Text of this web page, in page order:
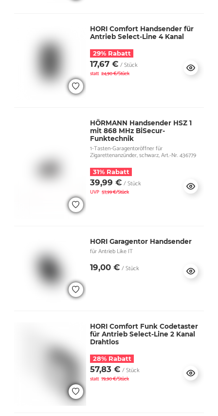
HORI Comfort Handsender für
Antrieb Select-Line 4 Kanal
29% Rabatt
17,67 € / Stück
statt 24,90 €/Stück
HÖRMANN Handsender HSZ 1
mit 868 MHz BiSecur-
Funktechnik
1-Tasten-Garagentoröffner für
Zigarettenanzünder, schwarz, Art.-Nr. 436779
31% Rabatt
39,99 € / Stück
UVP 57,99 €/Stück
HORI Garagentor Handsender
für Antrieb Like IT
19,00 € / Stück
HORI Comfort Funk Codetaster
für Antrieb Select-Line 2 Kanal
Drahtlos
28% Rabatt
57,83 € / Stück
statt 79,90 €/Stück